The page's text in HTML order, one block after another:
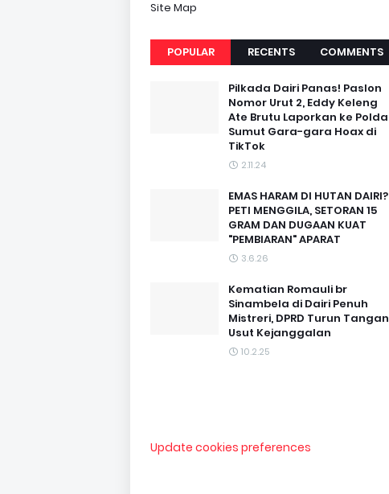
Site Map
POPULAR RECENTS COMMENTS
Pilkada Dairi Panas! Paslon
Nomor Urut 2, Eddy Keleng
Ate Brutu Laporkan ke Polda
Sumut Gara-gara Hoax di
TikTok
2.11.24
EMAS HARAM DI HUTAN DAIRI?
PETI MENGGILA, SETORAN 15
GRAM DAN DUGAAN KUAT
"PEMBIARAN" APARAT
3.6.26
Kematian Romauli br
Sinambela di Dairi Penuh
Mistreri, DPRD Turun Tangan
Usut Kejanggalan
10.2.25
Update cookies preferences